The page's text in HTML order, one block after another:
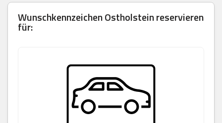
Wunschkennzeichen Ostholstein reservieren
für: